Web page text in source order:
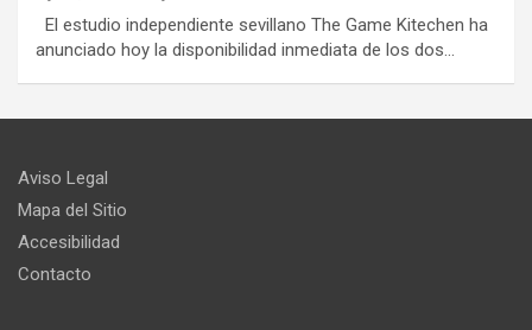
El estudio independiente sevillano The Game Kitechen ha
anunciado hoy la disponibilidad inmediata de los dos…
Aviso Legal
Mapa del Sitio
Accesibilidad
Contacto